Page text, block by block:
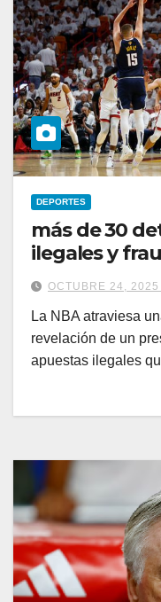
DEPORTES
más de 30
ilegales y
OCTUBRE 24, 2025
La NBA atraviesa
revelación de un
apuestas ilegales